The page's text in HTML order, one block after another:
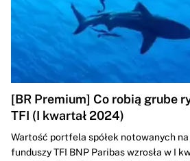
[BR Premium] Co robią grube
TFI (I kwartał 2024)
Wartość portfela spółek notowanych
funduszy TFI BNP Paribas wzrosła w I